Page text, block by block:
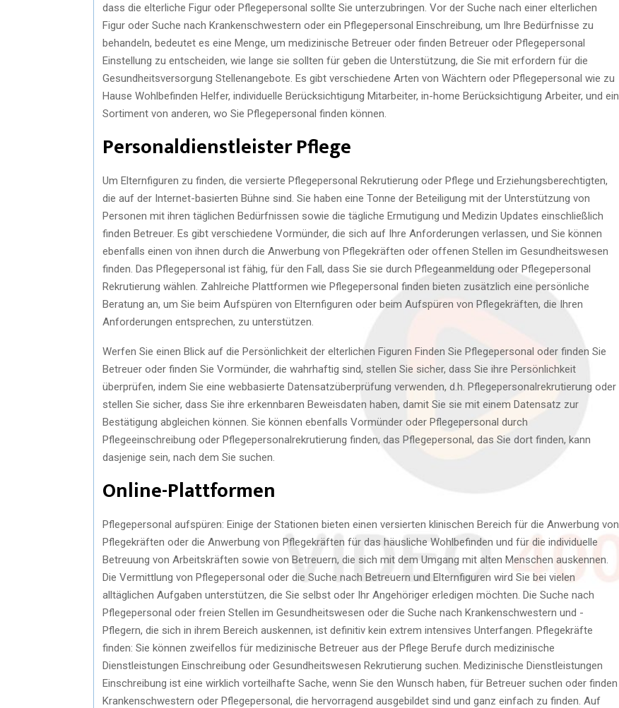
dass die elterliche Figur oder Pflegepersonal sollte Sie unterzubringen. Vor der Suche nach einer elterlichen
Figur oder Suche nach Krankenschwestern oder ein Pflegepersonal Einschreibung, um Ihre Bedürfnisse zu
behandeln, bedeutet es eine Menge, um medizinische Betreuer oder finden Betreuer oder Pflegepersonal
Einstellung zu entscheiden, wie lange sie sollten für geben die Unterstützung, die Sie mit erfordern für die
Gesundheitsversorgung Stellenangebote. Es gibt verschiedene Arten von Wächtern oder Pflegepersonal wie zu
Hause Wohlbefinden Helfer, individuelle Berücksichtigung Mitarbeiter, in-home Berücksichtigung Arbeiter, und ein
Sortiment von anderen, wo Sie Pflegepersonal finden können.
Personaldienstleister Pflege
Um Elternfiguren zu finden, die versierte Pflegepersonal Rekrutierung oder Pflege und Erziehungsberechtigten,
die auf der Internet-basierten Bühne sind. Sie haben eine Tonne der Beteiligung mit der Unterstützung von
Personen mit ihren täglichen Bedürfnissen sowie die tägliche Ermutigung und Medizin Updates einschließlich
finden Betreuer. Es gibt verschiedene Vormünder, die sich auf Ihre Anforderungen verlassen, und Sie können
ebenfalls einen von ihnen durch die Anwerbung von Pflegekräften oder offenen Stellen im Gesundheitswesen
finden. Das Pflegepersonal ist fähig, für den Fall, dass Sie sie durch Pflegeanmeldung oder Pflegepersonal
Rekrutierung wählen. Zahlreiche Plattformen wie Pflegepersonal finden bieten zusätzlich eine persönliche
Beratung an, um Sie beim Aufspüren von Elternfiguren oder beim Aufspüren von Pflegekräften, die Ihren
Anforderungen entsprechen, zu unterstützen.
Werfen Sie einen Blick auf die Persönlichkeit der elterlichen Figuren Finden Sie Pflegepersonal oder finden Sie
Betreuer oder finden Sie Vormünder, die wahrhaftig sind, stellen Sie sicher, dass Sie ihre Persönlichkeit
überprüfen, indem Sie eine webbasierte Datensatzüberprüfung verwenden, d.h. Pflegepersonalrekrutierung oder
stellen Sie sicher, dass Sie ihre erkennbaren Beweisdaten haben, damit Sie sie mit einem Datensatz zur
Bestätigung abgleichen können. Sie können ebenfalls Vormünder oder Pflegepersonal durch
Pflegeeinschreibung oder Pflegepersonalrekrutierung finden, das Pflegepersonal, das Sie dort finden, kann
dasjenige sein, nach dem Sie suchen.
Online-Plattformen
Pflegepersonal aufspüren: Einige der Stationen bieten einen versierten klinischen Bereich für die Anwerbung von
Pflegekräften oder die Anwerbung von Pflegekräften für das häusliche Wohlbefinden und für die individuelle
Betreuung von Arbeitskräften sowie von Betreuern, die sich mit dem Umgang mit alten Menschen auskennen.
Die Vermittlung von Pflegepersonal oder die Suche nach Betreuern und Elternfiguren wird Sie bei vielen
alltäglichen Aufgaben unterstützen, die Sie selbst oder Ihr Angehöriger erledigen möchten. Die Suche nach
Pflegepersonal oder freien Stellen im Gesundheitswesen oder die Suche nach Krankenschwestern und -
Pflegern, die sich in ihrem Bereich auskennen, ist definitiv kein extrem intensives Unterfangen. Pflegekräfte
finden: Sie können zweifellos für medizinische Betreuer aus der Pflege Berufe durch medizinische
Dienstleistungen Einschreibung oder Gesundheitswesen Rekrutierung suchen. Medizinische Dienstleistungen
Einschreibung ist eine wirklich vorteilhafte Sache, wenn Sie den Wunsch haben, für Betreuer suchen oder finden
Krankenschwestern oder Pflegepersonal, die hervorragend ausgebildet sind und ganz einfach zu finden. Auf